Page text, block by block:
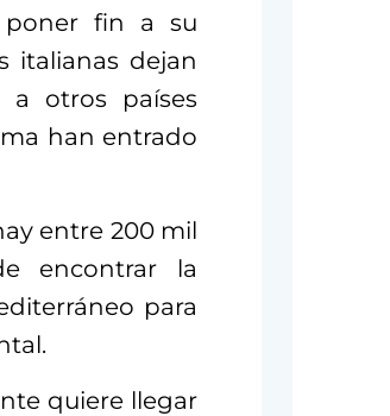
poner fin a su
italianas dejan
a otros países
han entrado
entre 200 mil
encontrar la
para
quiere llegar